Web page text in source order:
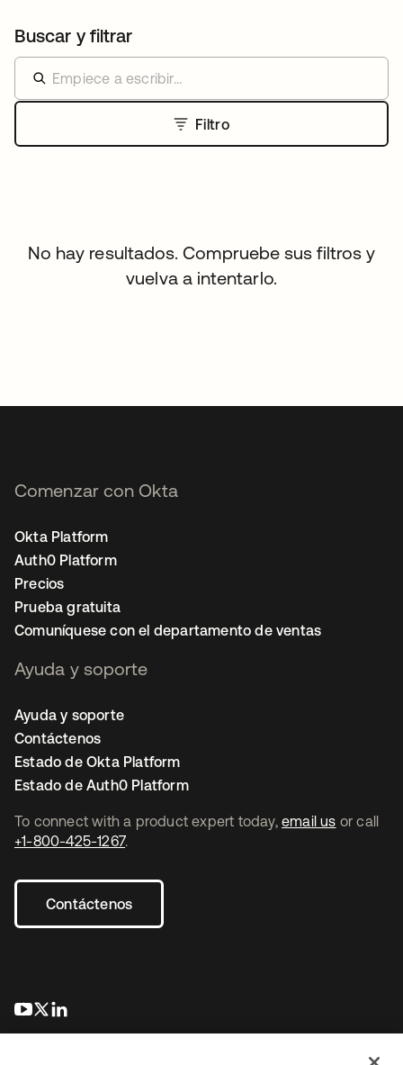
Buscar y filtrar
Filtro
No hay resultados. Compruebe sus filtros y
vuelva a intentarlo.
To connect with a product expert today, email us or call
+1-800-425-1267.
Contáctenos
se abre en una pestaña nueva
se abre en una pestaña nueva
Comenzar con Okta
Okta Platform
Auth0 Platform
Precios
Prueba gratuita
Comuníquese con el departamento de ventas
Ayuda y soporte
Ayuda y soporte
Contáctenos
Estado de Okta Platform
Estado de Auth0 Platform